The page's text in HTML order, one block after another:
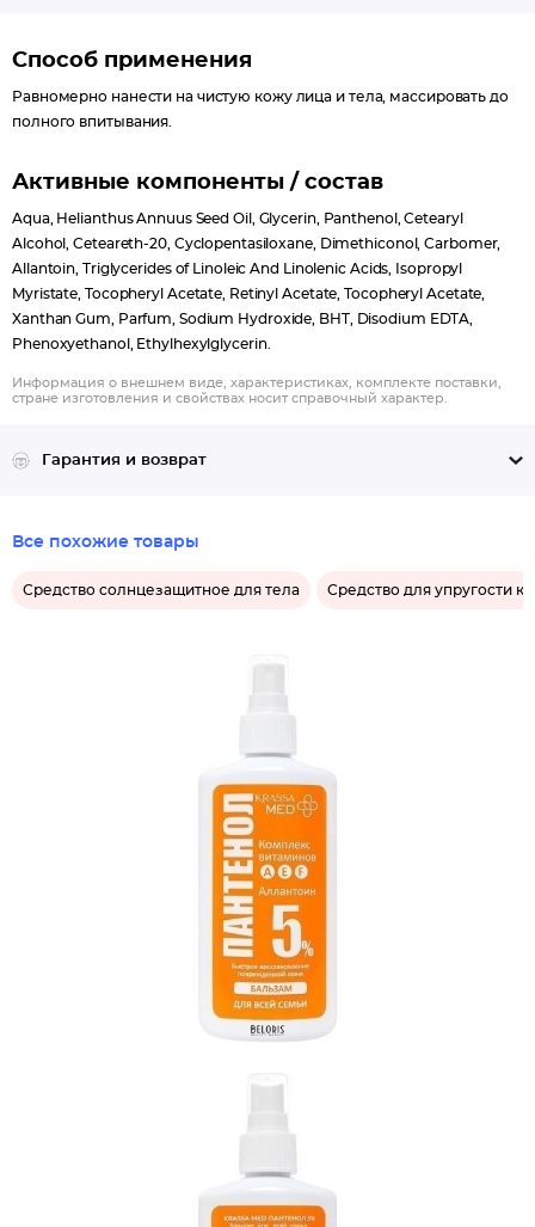
Способ применения
Равномерно нанести на чистую кожу лица и тела, массировать до
полного впитывания.
Активные компоненты / состав
Aqua, Helianthus Annuus Seed Oil, Glycerin, Рanthenol, Cetearyl
Alcohol, Ceteareth-20, Cyclopentasiloxane, Dimethiconol, Carbomer,
Allantoin, Triglycerides of Linoleic And Linolenic Acids, Isopropyl
Myristate, Tocopheryl Acetate, Retinyl Acetate, Tocopheryl Acetate,
Xanthan Gum, Parfum, Sodium Hydroxide, BHT, Disodium EDTA,
Phenoxyethanol, Ethylhexylglycerin.
Информация о внешнем виде, характеристиках, комплекте поставки,
стране изготовления и свойствах носит справочный характер.
Гарантия и возврат
Все похожие товары
Средство солнцезащитное для тела Средство для упругости